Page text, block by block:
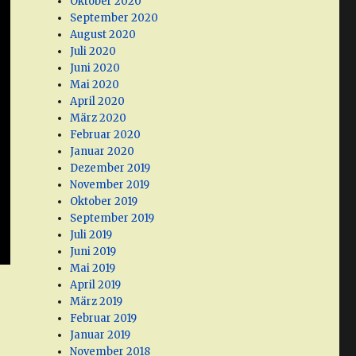
September 2020
August 2020
Juli 2020
Juni 2020
Mai 2020
April 2020
März 2020
Februar 2020
Januar 2020
Dezember 2019
November 2019
Oktober 2019
September 2019
Juli 2019
Juni 2019
Mai 2019
April 2019
März 2019
Februar 2019
Januar 2019
November 2018